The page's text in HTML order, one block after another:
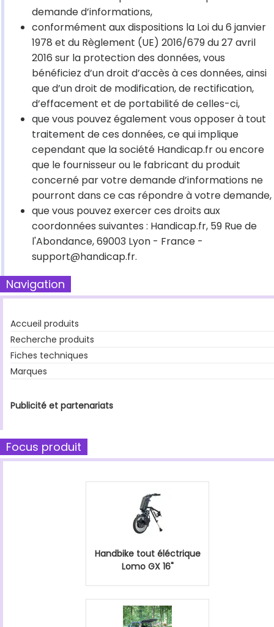
demande d’informations,
conformément aux dispositions la Loi du 6 janvier
1978 et du Règlement (UE) 2016/679 du 27 avril
2016 sur la protection des données, vous
bénéficiez d’un droit d’accès à ces données, ainsi
que d’un droit de modification, de rectification,
d’effacement et de portabilité de celles-ci,
que vous pouvez également vous opposer à tout
traitement de ces données, ce qui implique
cependant que la société Handicap.fr ou encore
que le fournisseur ou le fabricant du produit
concerné par votre demande d’informations ne
pourront dans ce cas répondre à votre demande,
que vous pouvez exercer ces droits aux
coordonnées suivantes : Handicap.fr, 59 Rue de
l'Abondance, 69003 Lyon - France -
support@handicap.fr.
Navigation
Accueil produits
Recherche produits
Fiches techniques
Marques
Publicité et partenariats
Focus produit
Handbike tout éléctrique
Lomo GX 16"